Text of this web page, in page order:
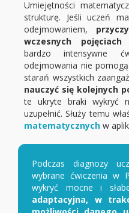
Umiejętności
strukturę. Jeśli uczeń
odejmowaniem,
wczesnych pojęciach
bardzo intensywne
odejmowania nie
starań wszystkich
nauczyć się kolejnych
te ukryte braki wykryć
uzupełnić. Służy temu
matematycznych w
Podczas diagnozy
wybrane ćwiczenia w
wykryć mocne i
adaptacyjna, w